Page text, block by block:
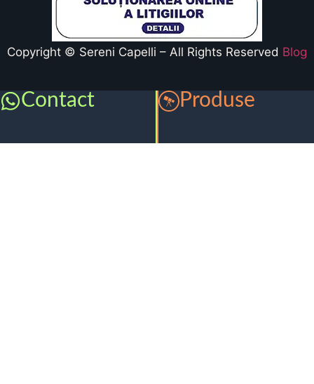
Copyright © Sereni Capelli – All Rights Reserved Blog
Contact Produse